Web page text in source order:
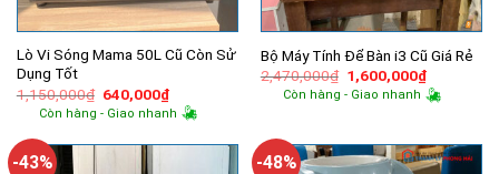
Lò Vi Sóng Mama 50L Cũ Còn Sử
Dụng Tốt
1,150,000₫ Giá
gốc
là:
640,000₫Giá
hiện
tại
640,000₫.
Còn hàng - Giao nhanh
Bộ Máy Tính Để Bàn i3 Cũ Giá Rẻ
2,470,000₫ Giá
gốc
là:
1,600,000₫Giá
hiện
tại
Còn hàng - Giao nhanh
-43% -48%